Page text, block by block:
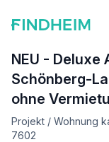
NEU - Deluxe
Schönberg-
ohne
Projekt / Wohnung
7602